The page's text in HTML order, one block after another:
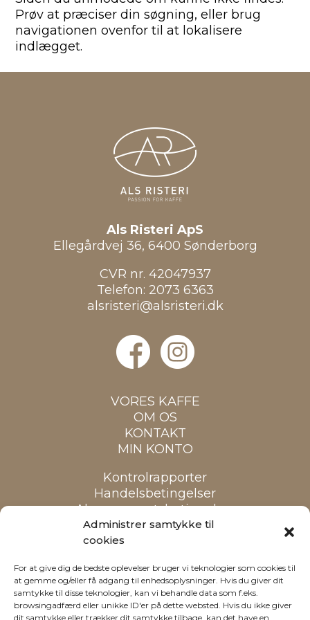
Administrer samtykke til
cookies
For at give dig de bedste oplevelser bruger vi teknologier som cookies til
at gemme og/eller få adgang til enhedsoplysninger. Hvis du giver dit
samtykke til disse teknologier, kan vi behandle data som f.eks.
browsingadfærd eller unikke ID'er på dette websted. Hvis du ikke giver
dit samtykke eller trækker dit samtykke tilbage, kan det have en
Prøv at præciser din søgning, eller brug
navigationen ovenfor til at lokalisere
indlægget.
Als Risteri ApS
Ellegårdvej 36, 6400 Sønderborg
CVR nr. 42047937
Telefon: 2073 6363
alsristeri@alsristeri.dk
VORES KAFFE
OM OS
KONTAKT
MIN KONTO
Kontrolrapporter
Handelsbetingelser
Abonnementsbetingelser
Cookiepolitik